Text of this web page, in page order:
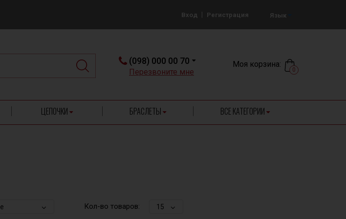
Вход Регистрация Язык
(098) 000 00 70
Перезвоните мне
Моя корзина:
0
ЦЕПОЧКИ БРАСЛЕТЫ ВСЕ КАТЕГОРИИ
Кол-во товаров: 15